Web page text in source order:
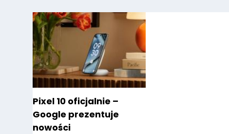
Pixel 10 oficjalnie –
Google prezentuje
nowości